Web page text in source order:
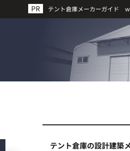
テント倉庫メーカーガイド
テント倉庫の設計建築